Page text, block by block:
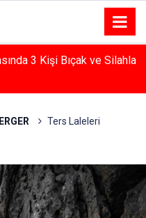
3 Kişi Bıçak ve Silahla
Ters Laleleri